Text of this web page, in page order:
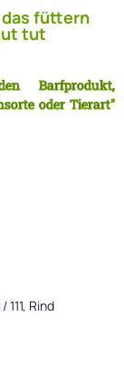
das füttern
tut
Barfprodukt,
oder Tierart"
/ 111, Rind